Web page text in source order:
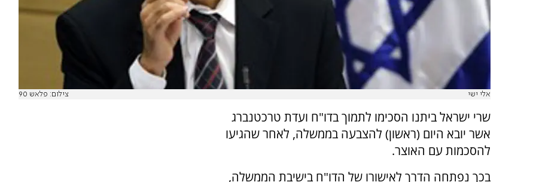
אלי ישי צילום: פלאש 90
שרי ישראל ביתנו הסכימו לתמוך בדו"ח ועדת טרכטנברג
אשר יובא היום (ראשון) להצבעה בממשלה, לאחר שהגיעו
להסכמות עם האוצר.
בכך נפתחה הדרך לאישורו של הדו"ח בישיבת הממשלה,